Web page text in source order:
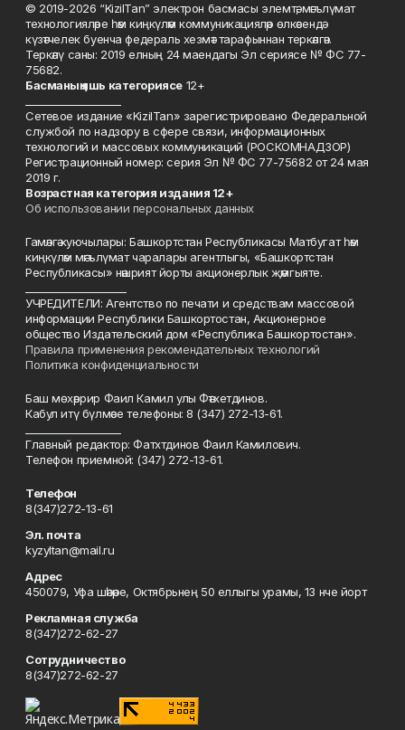
© 2019-2026 “KizilTan” электрон басмасы элемтә, мәгълүмат
технологияләре һәм киңкүләм коммуникацияләр өлкәсендә
күзәтчелек буенча федераль хезмәт тарафыннан теркәлгән.
Теркәлү саны: 2019 елның 24 маендагы Эл сериясе № ФС 77-
75682.
Басманың яшь категориясе12+
Сетевое издание «KizilTan» зарегистрировано Федеральной
службой по надзору в сфере связи, информационных
технологий и массовых коммуникаций (РОСКОМНАДЗОР)
Регистрационный номер: серия Эл № ФС 77-75682 от 24 мая
2019 г.
Возрастная категория издания 12+
Об использовании персональных данных
Гамәлгә куючылары: Башкортстан Республикасы Матбугат һәм
киңкүләм мәгълүмат чаралары агентлыгы, «Башкортстан
Республикасы» нәшрият йорты акционерлык җәмгыяте.
УЧРЕДИТЕЛИ: Агентство по печати и средствам массовой
информации Республики Башкортостан, Акционерное
общество Издательский дом «Республика Башкортостан».
Правила применения рекомендательных технологий
Политика конфиденциальности
Баш мөхәррир Фаил Камил улы Фәтхетдинов.
Кабул итү бүлмәсе телефоны: 8 (347) 272-13-61.
Главный редактор: Фатхтдинов Фаил Камилович.
Телефон приемной: (347) 272-13-61.
Телефон
8(347)272-13-61
Эл. почта
kyzyltan@mail.ru
Адрес
450079, Уфа шәһәре, Октябрьнең 50 еллыгы урамы, 13 нче йорт
Рекламная служба
8(347)272-62-27
Сотрудничество
8(347)272-62-27